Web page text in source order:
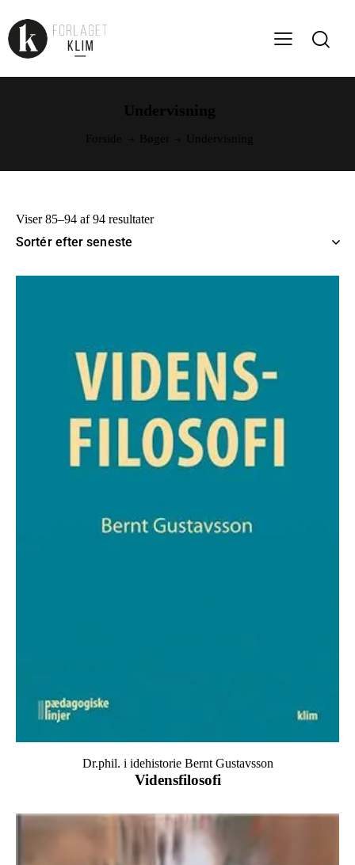
Viser 85–94 af 94 resultater
Vidensfilosofi
Dr.phil. i idehistorie Bernt Gustavsson